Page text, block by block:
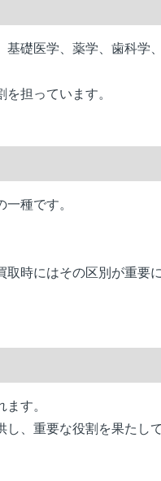
基礎医学、薬学、歯科学
担っています。
種です。
取時にはその区別が重要
す。
し、重要な役割を果たし